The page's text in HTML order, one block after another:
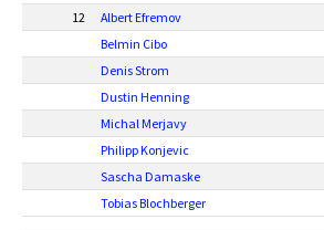
12
Albert Efremov
Belmin Cibo
Denis Strom
Dustin Henning
Michal Merjavy
Philipp Konjevic
Sascha Damaske
Tobias Blochberger